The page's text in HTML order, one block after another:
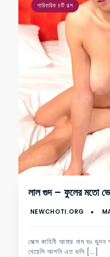
পারিবারিক চটি গল্প
লাল গুদ – ফুলের মতো
সেক্স কাহিনী আমার নাম ডঃ
খেয়েসি আপনি এত গুলি […]